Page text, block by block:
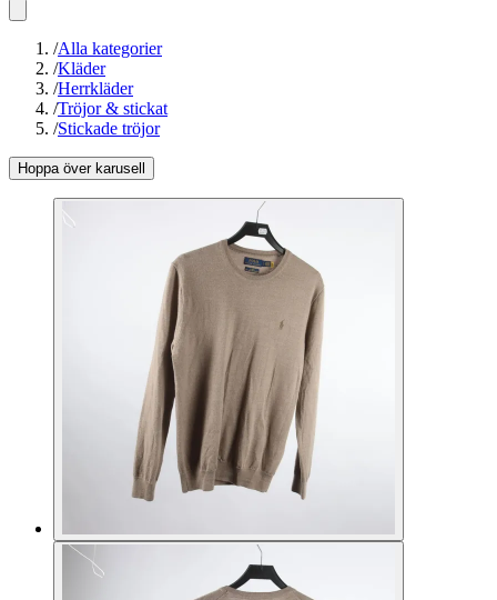
/Alla kategorier
/Kläder
/Herrkläder
/Tröjor & stickat
/Stickade tröjor
Hoppa över karusell